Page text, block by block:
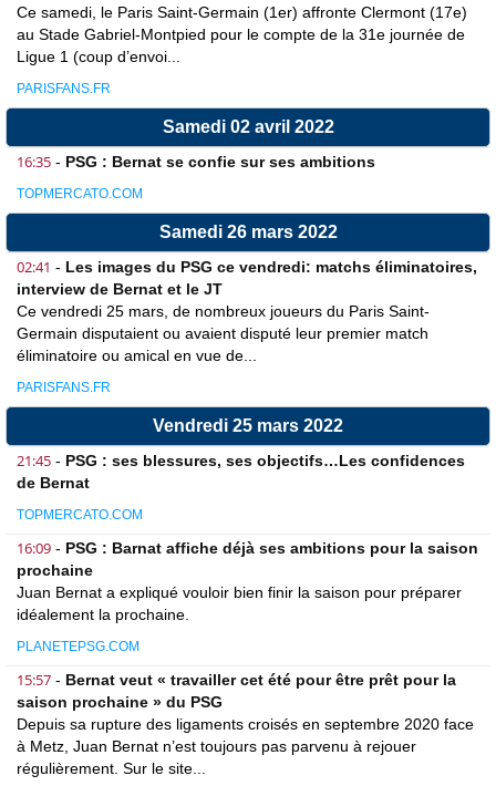
Ce samedi, le Paris Saint-Germain (1er) affronte Clermont (17e)
au Stade Gabriel-Montpied pour le compte de la 31e journée de
Ligue 1 (coup d’envoi...
PARISFANS.FR
Samedi 02 avril 2022
16:35 - PSG : Bernat se confie sur ses ambitions
TOPMERCATO.COM
Samedi 26 mars 2022
02:41 - Les images du PSG ce vendredi: matchs éliminatoires,
interview de Bernat et le JT
Ce vendredi 25 mars, de nombreux joueurs du Paris Saint-
Germain disputaient ou avaient disputé leur premier match
éliminatoire ou amical en vue de...
PARISFANS.FR
Vendredi 25 mars 2022
21:45 - PSG : ses blessures, ses objectifs…Les confidences
de Bernat
TOPMERCATO.COM
16:09 - PSG : Barnat affiche déjà ses ambitions pour la saison
prochaine
Juan Bernat a expliqué vouloir bien finir la saison pour préparer
idéalement la prochaine.
PLANETEPSG.COM
15:57 - Bernat veut « travailler cet été pour être prêt pour la
saison prochaine » du PSG
Depuis sa rupture des ligaments croisés en septembre 2020 face
à Metz, Juan Bernat n’est toujours pas parvenu à rejouer
régulièrement. Sur le site...